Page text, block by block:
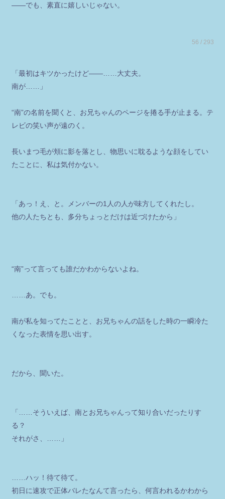
――でも、素直に嬉しいじゃない。
56 / 293
「最初はキツかったけど――……大丈夫。
南が……」
“南”の名前を聞くと、お兄ちゃんのページを捲る手が止まる。テ
レビの笑い声が遠のく。
長いまつ毛が頬に影を落とし、物思いに耽るような顔をしてい
たことに、私は気付かない。
「あっ！え、と。メンバーの1人の人が味方してくれたし。
他の人たちとも、多分ちょっとだけは近づけたから」
“南”って言っても誰だかわからないよね。
……あ。でも。
南が私を知ってたことと、お兄ちゃんの話をした時の一瞬冷た
くなった表情を思い出す。
だから、聞いた。
「……そういえば、南とお兄ちゃんって知り合いだったりす
る？
それがさ、……」
……ハッ！待て待て。
初日に速攻で正体バレたなんて言ったら、何言われるかわから